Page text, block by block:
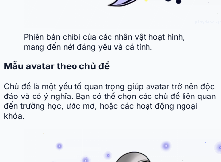
Phiên bản chibi của các nhân vật hoạt hình,
mang đến nét đáng yêu và cá tính.
Mẫu avatar theo chủ đề
Chủ đề là một yếu tố quan trọng giúp avatar trở nên độc
đáo và có ý nghĩa. Bạn có thể chọn các chủ đề liên quan
đến trường học, ước mơ, hoặc các hoạt động ngoại
khóa.